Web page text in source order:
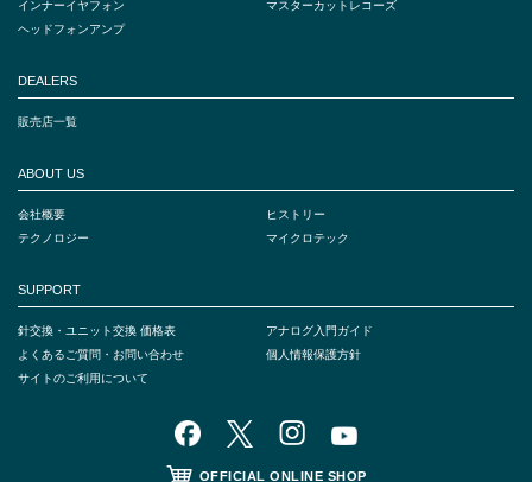
インナーイヤフォン
ヘッドフォンアンプ
マスターカットレコーズ
DEALERS
販売店一覧
ABOUT US
会社概要
ヒストリー
テクノロジー
マイクロテック
SUPPORT
針交換・ユニット交換 価格表
アナログ入門ガイド
よくあるご質問・お問い合わせ
個人情報保護方針
サイトのご利用について
OFFICIAL ONLINE SHOP